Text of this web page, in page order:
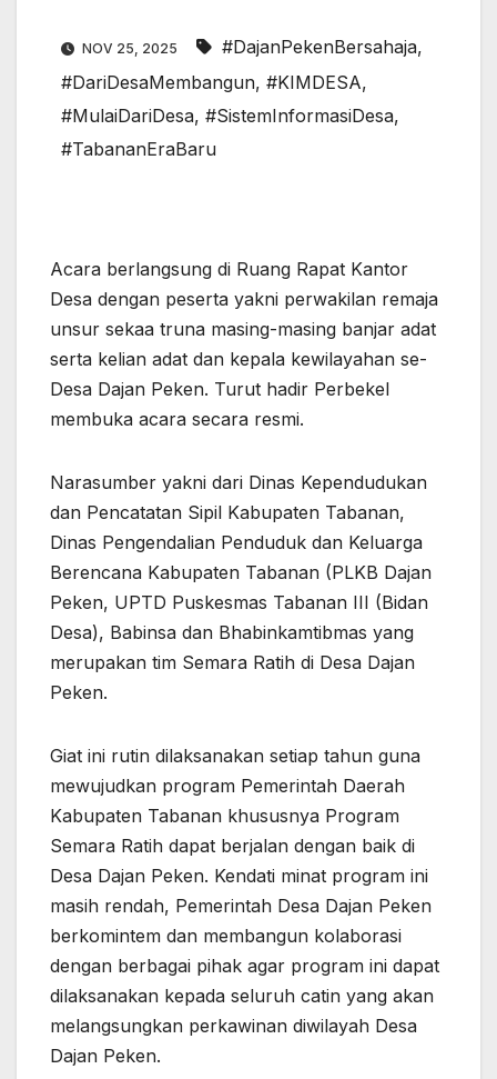
NOV 25, 2025 #DajanPekenBersahaja,
#DariDesaMembangun, #KIMDESA,
#MulaiDariDesa, #SistemInformasiDesa,
#TabananEraBaru
Acara berlangsung di Ruang Rapat Kantor
Desa dengan peserta yakni perwakilan remaja
unsur sekaa truna masing-masing banjar adat
serta kelian adat dan kepala kewilayahan se-
Desa Dajan Peken. Turut hadir Perbekel
membuka acara secara resmi.
Narasumber yakni dari Dinas Kependudukan
dan Pencatatan Sipil Kabupaten Tabanan,
Dinas Pengendalian Penduduk dan Keluarga
Berencana Kabupaten Tabanan (PLKB Dajan
Peken, UPTD Puskesmas Tabanan III (Bidan
Desa), Babinsa dan Bhabinkamtibmas yang
merupakan tim Semara Ratih di Desa Dajan
Peken.
Giat ini rutin dilaksanakan setiap tahun guna
mewujudkan program Pemerintah Daerah
Kabupaten Tabanan khususnya Program
Semara Ratih dapat berjalan dengan baik di
Desa Dajan Peken. Kendati minat program ini
masih rendah, Pemerintah Desa Dajan Peken
berkomintem dan membangun kolaborasi
dengan berbagai pihak agar program ini dapat
dilaksanakan kepada seluruh catin yang akan
melangsungkan perkawinan diwilayah Desa
Dajan Peken.